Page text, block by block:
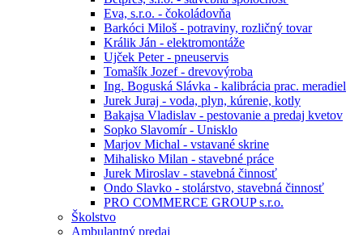
Eva, s.r.o. - čokoládovňa
Barkóci Miloš - potraviny, rozličný tovar
Králik Ján - elektromontáže
Ujček Peter - pneuservis
Tomašík Jozef - drevovýroba
Ing. Boguská Slávka - kalibrácia prac. meradiel
Jurek Juraj - voda, plyn, kúrenie, kotly
Bakajsa Vladislav - pestovanie a predaj kvetov
Sopko Slavomír - Unisklo
Marjov Michal - vstavané skrine
Mihalisko Milan - stavebné práce
Jurek Miroslav - stavebná činnosť
Ondo Slavko - stolárstvo, stavebná činnosť
PRO COMMERCE GROUP s.r.o.
Školstvo
Ambulantný predaj